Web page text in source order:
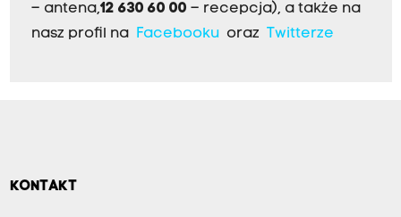
– antena,12 630 60 00 – recepcja), a także na
nasz profil na
Facebookuoraz Twitterze
KONTAKT